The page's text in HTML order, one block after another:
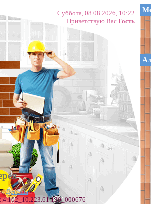
Суббота, 08.08.2026, 10:22
Приветствую Вас Гость
Детская»